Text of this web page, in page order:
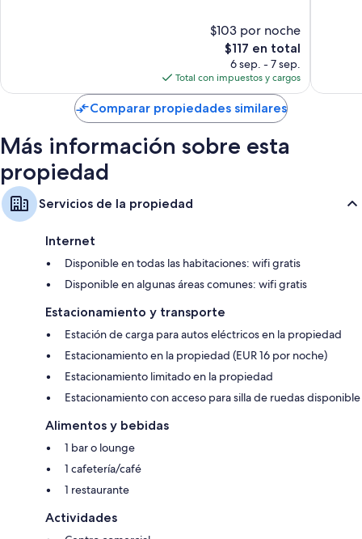
$103 por noche
El
precio
actual
es
de
$117
$117 en total
6 sep. - 7 sep.
Total con impuestos y cargos
Comparar propiedades similares
Más información sobre esta
propiedad
Servicios de la propiedad
Internet
Disponible en todas las habitaciones: wifi gratis
Disponible en algunas áreas comunes: wifi gratis
Estacionamiento y transporte
Estación de carga para autos eléctricos en la propiedad
Estacionamiento en la propiedad (EUR 16 por noche)
Estacionamiento limitado en la propiedad
Estacionamiento con acceso para silla de ruedas disponible
Alimentos y bebidas
1 bar o lounge
1 cafetería/café
1 restaurante
Actividades